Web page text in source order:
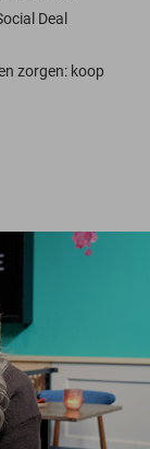
Deal
zorgen: koop